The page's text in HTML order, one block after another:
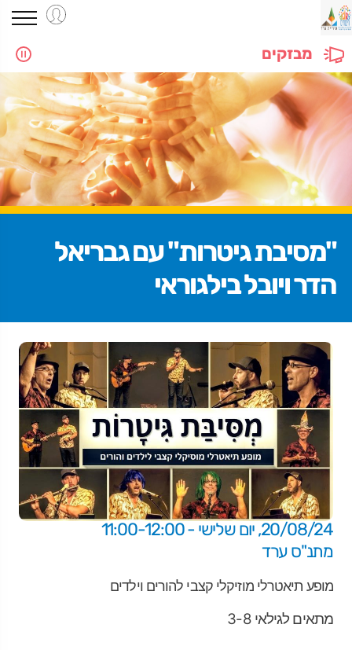
מבזקים
"מסיבת גיטרות" עם גבריאל
הדר ויובל בילגוראי
20/08/24, יום שלישי - 11:00-12:00
מתנ"ס ערד
מופע תיאטרלי מוזיקלי קצבי להורים וילדים
מתאים לגילאי 3-8